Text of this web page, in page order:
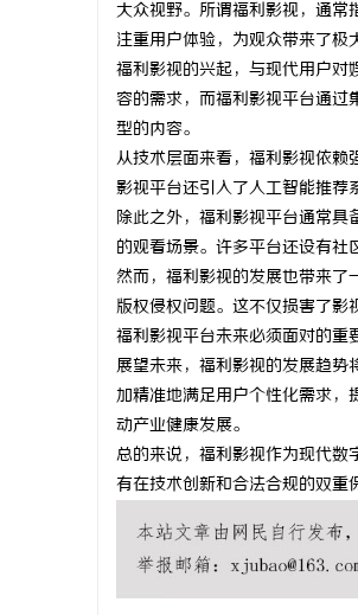
大众视野。所谓福利影视，通常
注重用户体验，为观众带来了极
福利影视的兴起，与现代用户对
容的需求，而福利影视平台通过
型的内容。
从技术层面来看，福利影视依赖
影视平台还引入了人工智能推荐
除此之外，福利影视平台通常
的观看场景。许多平台还设有社
然而，福利影视的发展也带来了
版权侵权问题。这不仅损害了影
福利影视平台未来必须面对的重
展望未来，福利影视的发展趋势
加精准地满足用户个性化需求，
动产业健康发展。
总的来说，福利影视作为现代数
有在技术创新和合法合规的双重